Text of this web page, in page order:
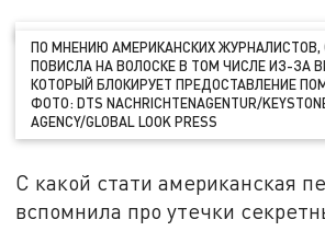
ПО МНЕНИЮ АМЕРИКАНСКИХ ЖУРНАЛИСТОВ,
ПОВИСЛА НА ВОЛОСКЕ В ТОМ ЧИСЛЕ ИЗ-ЗА
КОТОРЫЙ БЛОКИРУЕТ ПРЕДОСТАВЛЕНИЕ
ФОТО: DTS NACHRICHTENAGENTUR/
AGENCY/GLOBAL LOOK PRESS
С какой стати американская
вспомнила про утечки